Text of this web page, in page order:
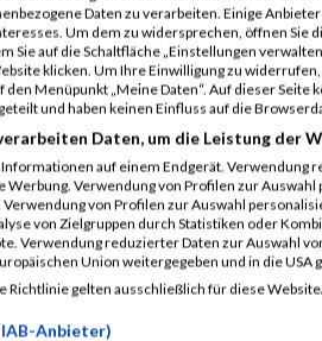
KPos = Kategorie Position, TPos
Anmeldung
Daten zu verarbeiten. Einige
Um dem zu widersprechen, öffnen Sie
Sie auf die Schaltfläche „Einstellungen
klicken. Um Ihre Einwilligung zu
den Menüpunkt „Meine Daten“. Auf dieser
und haben keinen Einfluss auf die
Daten, um die Leistung der
auf einem Endgerät. Verwendung
Verwendung von Profilen zur
von Profilen zur Auswahl
von Zielgruppen durch Statistiken oder
Verwendung reduzierter Daten zur Auswahl
Union weitergegeben und in die USA
Richtlinie gelten ausschließlich für diese
Anbieter)